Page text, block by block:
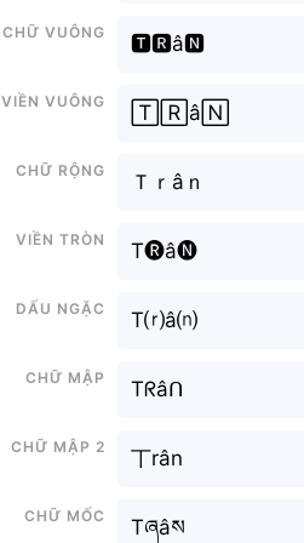
Chữ vuông
🆃🆁â🅽
Viền vuông
🅃🅁â🄽
Chữ rộng
Ｔｒâｎ
Viền tròn
T🅡â🅝
Dấu ngặc
T⒭â⒩
Chữ mập
Tᖇâᑎ
Chữ mập 2
丅rân
Chữ mốc
Tཞâས